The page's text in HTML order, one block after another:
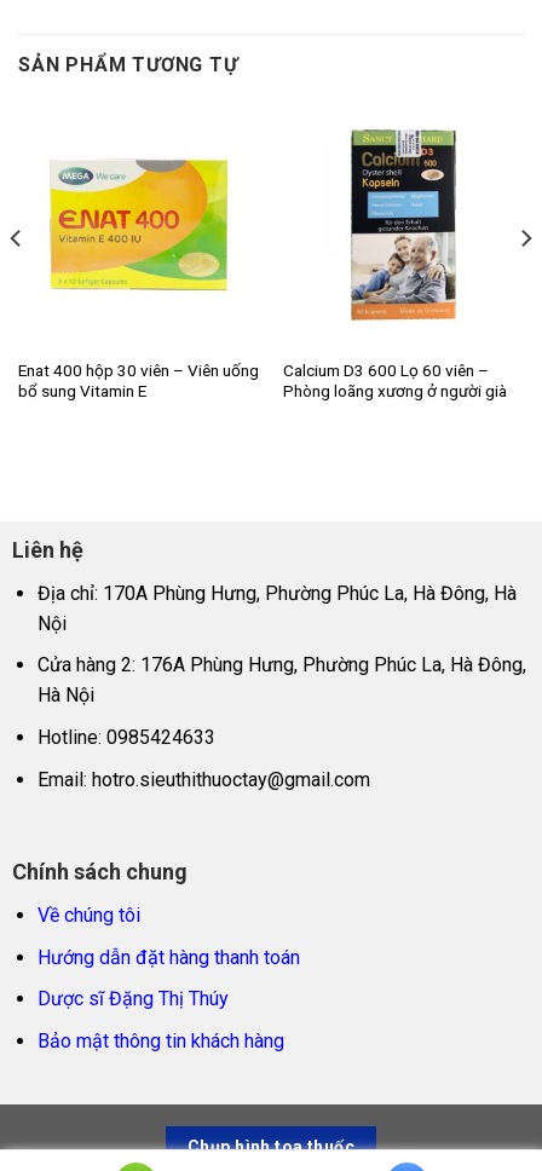
SẢN PHẨM TƯƠNG TỰ
Enat 400 hộp 30 viên – Viên uống
bổ sung Vitamin E
Calcium D3 600 Lọ 60 viên –
Phòng loãng xương ở người già
Liên hệ
Địa chỉ: 170A Phùng Hưng, Phường Phúc La, Hà Đông, Hà
Nội
Cửa hàng 2: 176A Phùng Hưng, Phường Phúc La, Hà Đông,
Hà Nội
Hotline: 0985424633
Email: hotro.sieuthithuoctay@gmail.com
Chính sách chung
Về chúng tôi
Hướng dẫn đặt hàng thanh toán
Dược sĩ Đặng Thị Thúy
Bảo mật thông tin khách hàng
Chụp hình toa thuốc